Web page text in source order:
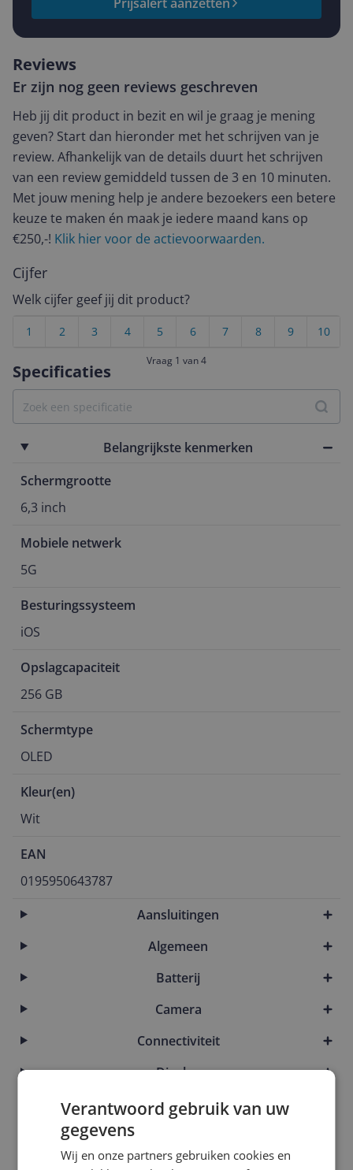
Specificaties
Belangrijkste kenmerken
Schermgrootte
6,3 inch
Mobiele netwerk
5G
Besturingssysteem
iOS
Opslagcapaciteit
256 GB
Schermtype
OLED
Kleur(en)
Wit
EAN
0195950643787
Aansluitingen
Algemeen
Batterij
Camera
Connectiviteit
Display
Eigenschappen
Introductie en ondersteuning
Kenmerken
Reviews
Er zijn nog geen reviews geschreven
Heb jij dit product in bezit en wil je graag je mening
geven? Start dan hieronder met het schrijven van je
review. Afhankelijk van de details duurt het schrijven
van een review gemiddeld tussen de 3 en 10 minuten.
Met jouw mening help je andere bezoekers een betere
keuze te maken én maak je iedere maand kans op
€250,-! Klik hier voor de actievoorwaarden.
Cijfer
Welk cijfer geef jij dit product?
10
9
8
7
6
5
4
3
2
1
Vraag 1 van 4
Verantwoord gebruik van uw
gegevens
Wij en onze partners gebruiken cookies en